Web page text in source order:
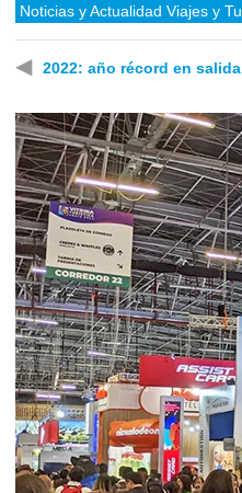
Noticias y Actualidad Viajes y
◀ 2022: año récord en